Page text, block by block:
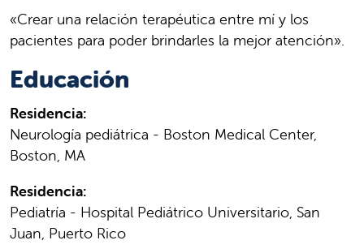
«Crear una relación terapéutica entre mí y los
pacientes para poder brindarles la mejor atención».
Educación
Residencia:
Neurología pediátrica - Boston Medical Center,
Boston, MA
Residencia:
Pediatría - Hospital Pediátrico Universitario, San
Juan, Puerto Rico